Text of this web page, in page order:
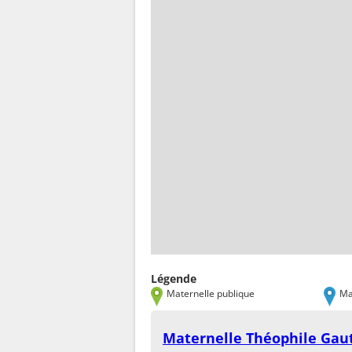
Légende
Maternelle publique
Maternelle Théophile